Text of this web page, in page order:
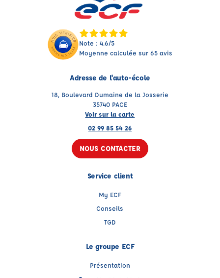
Note : 4.6/5
Moyenne calculée sur 65 avis
Adresse de l'auto-école
18, Boulevard Dumaine de la Josserie
35740 PACE
Voir sur la carte
02 99 85 54 26
NOUS CONTACTER
Service client
My ECF
Conseils
TGD
Le groupe ECF
Présentation